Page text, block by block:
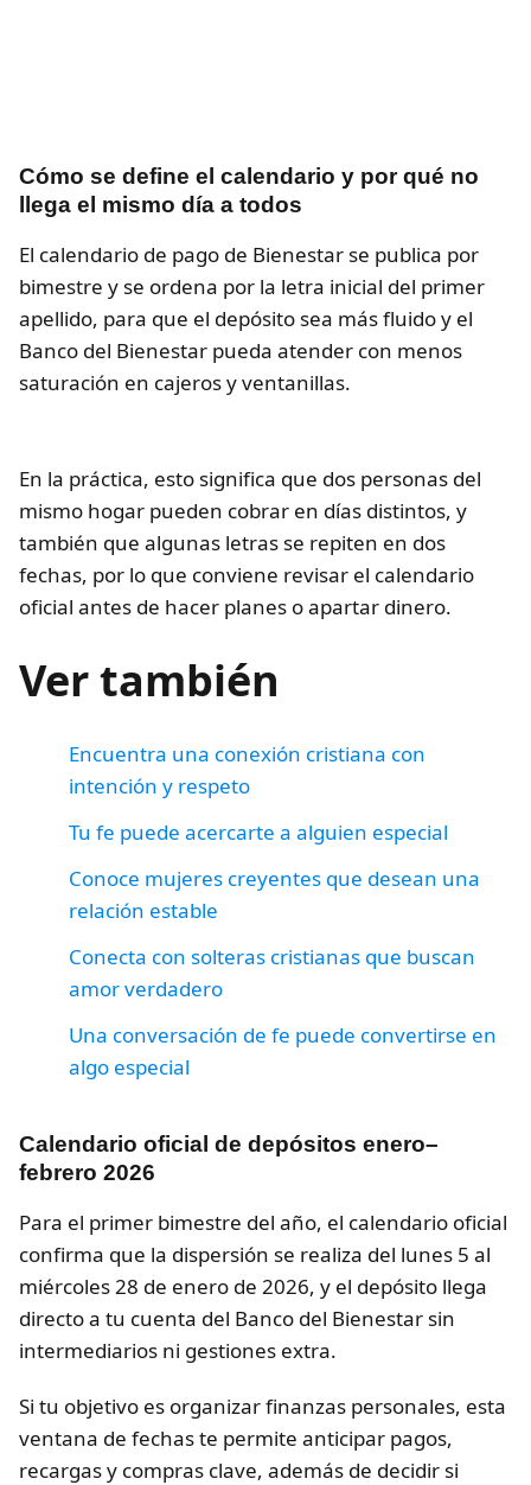
Cómo se define el calendario y por qué no
llega el mismo día a todos
El calendario de pago de Bienestar se publica por
bimestre y se ordena por la letra inicial del primer
apellido, para que el depósito sea más fluido y el
Banco del Bienestar pueda atender con menos
saturación en cajeros y ventanillas.
En la práctica, esto significa que dos personas del
mismo hogar pueden cobrar en días distintos, y
también que algunas letras se repiten en dos
fechas, por lo que conviene revisar el calendario
oficial antes de hacer planes o apartar dinero.
Ver también
Encuentra una conexión cristiana con
intención y respeto
Tu fe puede acercarte a alguien especial
Conoce mujeres creyentes que desean una
relación estable
Conecta con solteras cristianas que buscan
amor verdadero
Una conversación de fe puede convertirse en
algo especial
Calendario oficial de depósitos enero–
febrero 2026
Para el primer bimestre del año, el calendario oficial
confirma que la dispersión se realiza del lunes 5 al
miércoles 28 de enero de 2026, y el depósito llega
directo a tu cuenta del Banco del Bienestar sin
intermediarios ni gestiones extra.
Si tu objetivo es organizar finanzas personales, esta
ventana de fechas te permite anticipar pagos,
recargas y compras clave, además de decidir si